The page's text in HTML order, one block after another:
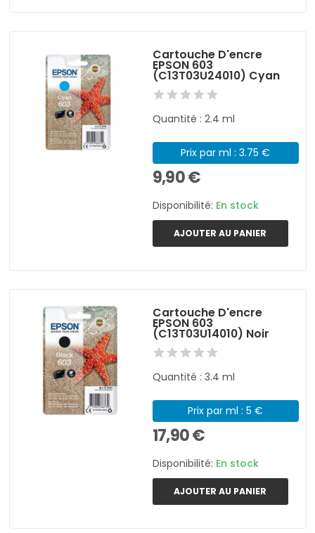
Cartouche D'encre
EPSON 603
(C13T03U24010) Cyan
Quantité : 2.4 ml
Prix par ml : 3.75 €
9,90 €
Disponibilité: En stock
AJOUTER AU PANIER
Cartouche D'encre
EPSON 603
(C13T03U14010) Noir
Quantité : 3.4 ml
Prix par ml : 5 €
17,90 €
Disponibilité: En stock
AJOUTER AU PANIER